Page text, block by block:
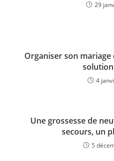
29
Organiser son mariage
4
Une grossesse de
secours, un
5